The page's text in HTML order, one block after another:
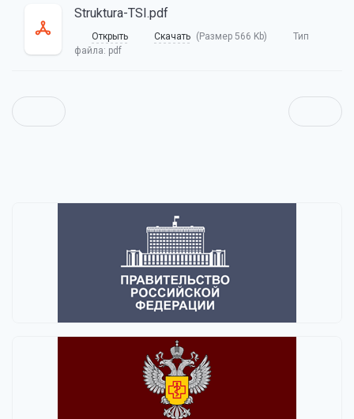
Struktura-TSI.pdf
Открыть Скачать (Размер 566 Kb)
Тип
файла: pdf